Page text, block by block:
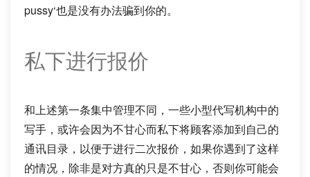
pussy‘也是没有办法骗到你的。
私下进行报价
和上述第一条集中管理不同，一些小型代写机构中的
写手，或许会因为不甘心而私下将顾客添加到自己的
通讯目录，以便于进行二次报价，如果你遇到了这样
的情况，除非是对方真的只是不甘心，否则你可能会